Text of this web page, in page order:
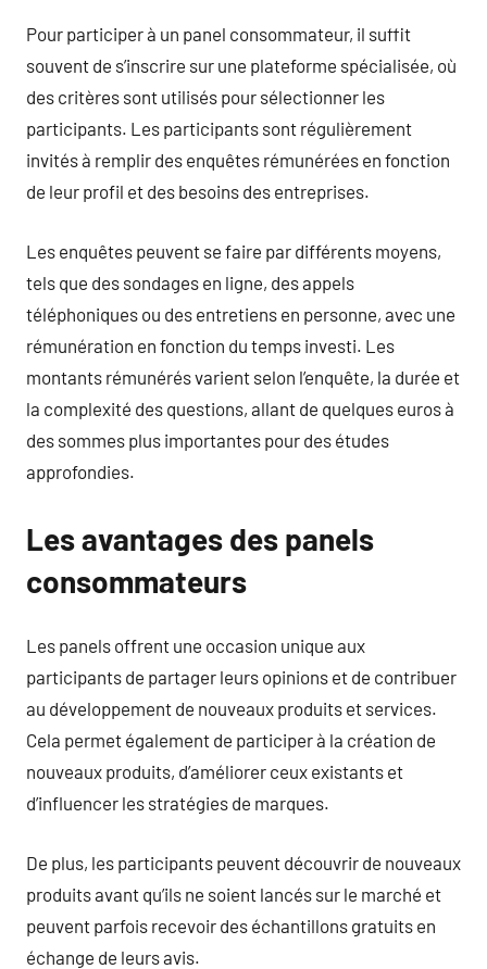
Pour participer à un panel consommateur, il suffit
souvent de s’inscrire sur une plateforme spécialisée, où
des critères sont utilisés pour sélectionner les
participants. Les participants sont régulièrement
invités à remplir des enquêtes rémunérées en fonction
de leur profil et des besoins des entreprises.
Les enquêtes peuvent se faire par différents moyens,
tels que des sondages en ligne, des appels
téléphoniques ou des entretiens en personne, avec une
rémunération en fonction du temps investi. Les
montants rémunérés varient selon l’enquête, la durée et
la complexité des questions, allant de quelques euros à
des sommes plus importantes pour des études
approfondies.
Les avantages des panels
consommateurs
Les panels offrent une occasion unique aux
participants de partager leurs opinions et de contribuer
au développement de nouveaux produits et services.
Cela permet également de participer à la création de
nouveaux produits, d’améliorer ceux existants et
d’influencer les stratégies de marques.
De plus, les participants peuvent découvrir de nouveaux
produits avant qu’ils ne soient lancés sur le marché et
peuvent parfois recevoir des échantillons gratuits en
échange de leurs avis.